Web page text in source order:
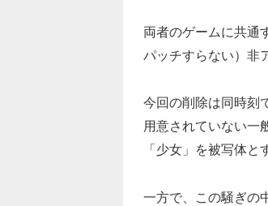
両者のゲームに共通
パッチすらない）非
今回の削除は同時刻
用意されていない一
「少女」を被写体
一方で、この騒ぎの